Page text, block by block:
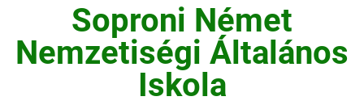
Soproni Német
Nemzetiségi Általános
Iskola